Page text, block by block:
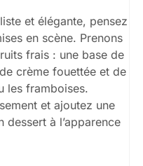
et élégante, pensez
en scène. Prenons
frais : une base de
crème fouettée et de
les framboises.
et ajoutez une
à l’apparence